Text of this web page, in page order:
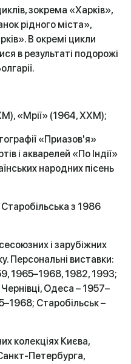
зокрема «Харків»,
рідного міста»,
В окремі цикли
в результаті подорожі
«Мрії» (1964, ХХМ);
«Приазов'я»
і акварелей «По Індії»
народних пісень
з 1986
і зарубіжних
Персональні виставки:
1965–1968, 1982, 1993;
Чернівці, Одеса – 1957–
Старобільськ –
колекціях Києва,
Петербурга,